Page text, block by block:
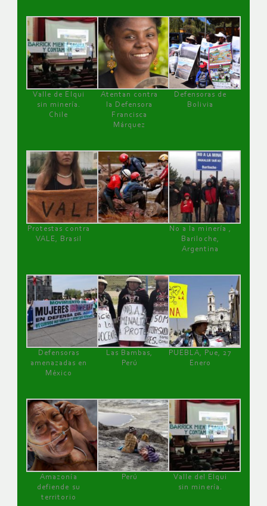
Valle de Elqui
sin minería.
Chile
Atentan contra
la Defensora
Francisca
Márquez
Defensoras de
Bolivia
Protestas contra
VALE, Brasil
No a la minería ,
Bariloche,
Argentina
Defensoras
amenazadas en
México
Las Bambas,
Perú
PUEBLA, Pue, 27
Enero
Amazonía
defiende su
territorio
Perú
Valle del Elqui
sin minería.